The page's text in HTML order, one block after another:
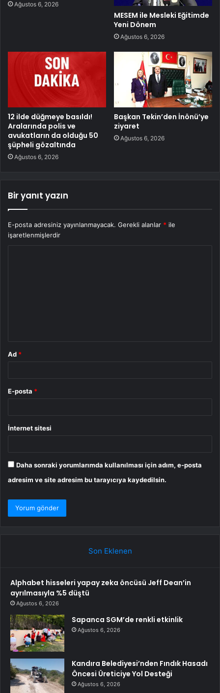
Ağustos 6, 2026
MESEM ile Mesleki Eğitimde
Yeni Dönem
Ağustos 6, 2026
12 ilde düğmeye basıldı!
Aralarında polis ve
avukatların da olduğu 50
şüpheli gözaltında
Ağustos 6, 2026
Başkan Tekin’den İnönü’ye
ziyaret
Ağustos 6, 2026
Bir yanıt yazın
E-posta adresiniz yayınlanmayacak. Gerekli alanlar * ile
işaretlenmişlerdir
Ad *
E-posta *
İnternet sitesi
Daha sonraki yorumlarımda kullanılması için adım, e-posta
adresim ve site adresim bu tarayıcıya kaydedilsin.
Son Eklenen
Alphabet hisseleri yapay zeka öncüsü Jeff Dean’in
ayrılmasıyla %5 düştü
Ağustos 6, 2026
Sapanca SGM’de renkli etkinlik
Ağustos 6, 2026
Kandıra Belediyesi’nden Fındık Hasadı
Öncesi Üreticiye Yol Desteği
Ağustos 6, 2026